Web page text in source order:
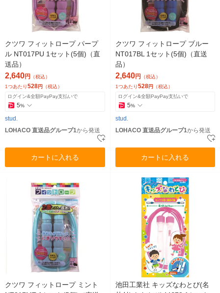
クツワ フィットロープ パープ
ル NT017PU 1セット(5個)（直
送品）
2,640円
（税込）
1つあたり528円 （税込）
ログイン&全額PayPay支払いで
5%
stud.
LOHACO 直送品グループ1から発送
カートに入れる
クツワ フィットロープ ブルー
NT017BL 1セット(5個)（直送
品）
2,640円
（税込）
1つあたり528円 （税込）
ログイン&全額PayPay支払いで
5%
stud.
LOHACO 直送品グループ1から発送
カートに入れる
クツワ フィットロープ ミント
池田工業社 キッズなわとび(名